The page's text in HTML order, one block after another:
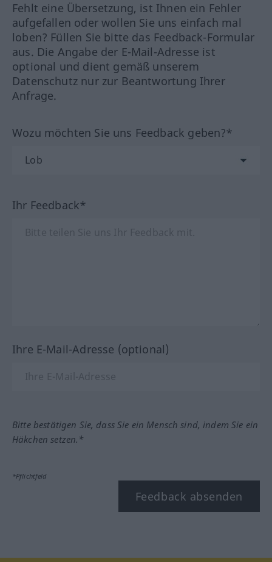
Fehlt eine Übersetzung, ist Ihnen ein Fehler
aufgefallen oder wollen Sie uns einfach mal
loben? Füllen Sie bitte das Feedback-Formular
aus. Die Angabe der E-Mail-Adresse ist
optional und dient gemäß unserem
Datenschutz nur zur Beantwortung Ihrer
Anfrage.
Wozu möchten Sie uns Feedback geben?*
Ihr Feedback*
Ihre E-Mail-Adresse (optional)
Bitte bestätigen Sie, dass Sie ein Mensch sind, indem Sie ein
Häkchen setzen.*
*Pflichtfeld
Feedback absenden